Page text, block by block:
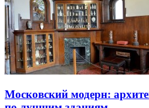
Московский модерн: